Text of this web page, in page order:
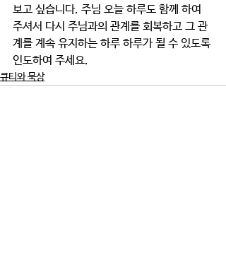
보고 싶습니다. 주님 오늘 하루도 함께 하여
주셔서 다시 주님과의 관계를 회복하고 그 관
계를 계속 유지하는 하루 하루가 될 수 있도록
인도하여 주세요.
큐티와 묵상